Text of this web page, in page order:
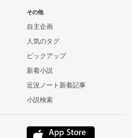
その他
自主企画
人気のタグ
ピックアップ
新着小説
近況ノート新着記事
小説検索